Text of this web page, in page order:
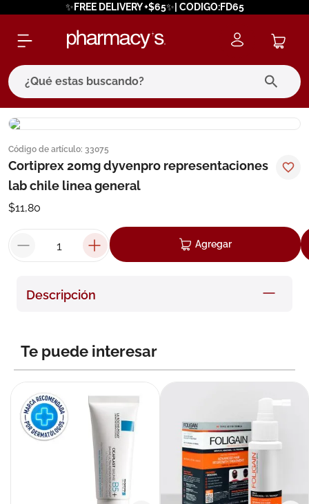
✨FREE DELIVERY +$65✨| CODIGO:FD65
¿Qué estas buscando?
Código de artículo: 33075
Cortiprex 20mg dyvenpro representaciones
lab chile linea general
$11,80
Agregar
Descripción
Te puede interesar
términos más buscados
1. eucerin
3
cerave
7. isdin
9 nivea
10.pañales